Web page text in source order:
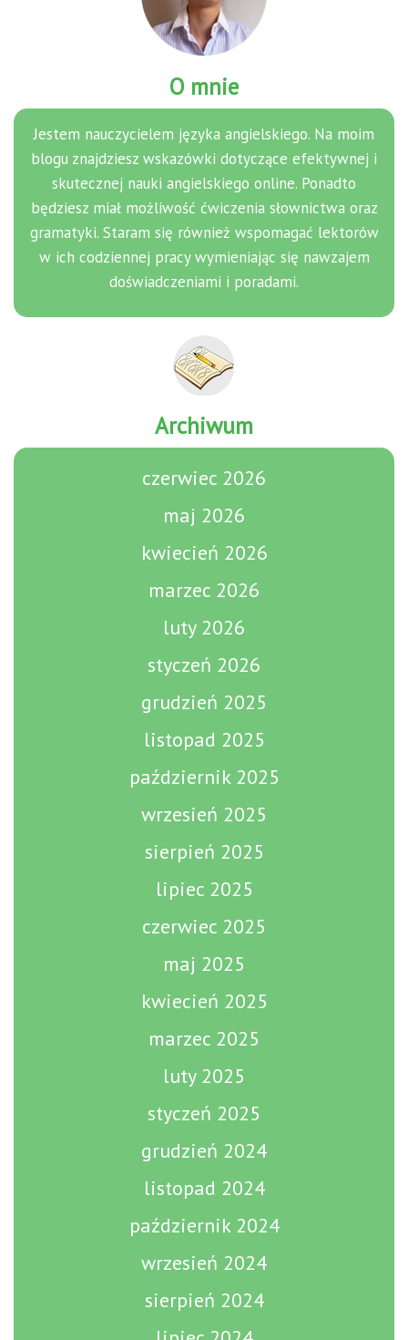
O mnie
Jestem nauczycielem języka angielskiego. Na moim
blogu znajdziesz wskazówki dotyczące efektywnej i
skutecznej nauki angielskiego online. Ponadto
będziesz miał możliwość ćwiczenia słownictwa oraz
gramatyki. Staram się również wspomagać lektorów
w ich codziennej pracy wymieniając się nawzajem
doświadczeniami i poradami.
Archiwum
czerwiec 2026
maj 2026
kwiecień 2026
marzec 2026
luty 2026
styczeń 2026
grudzień 2025
listopad 2025
październik 2025
wrzesień 2025
sierpień 2025
lipiec 2025
czerwiec 2025
maj 2025
kwiecień 2025
marzec 2025
luty 2025
styczeń 2025
grudzień 2024
listopad 2024
październik 2024
wrzesień 2024
sierpień 2024